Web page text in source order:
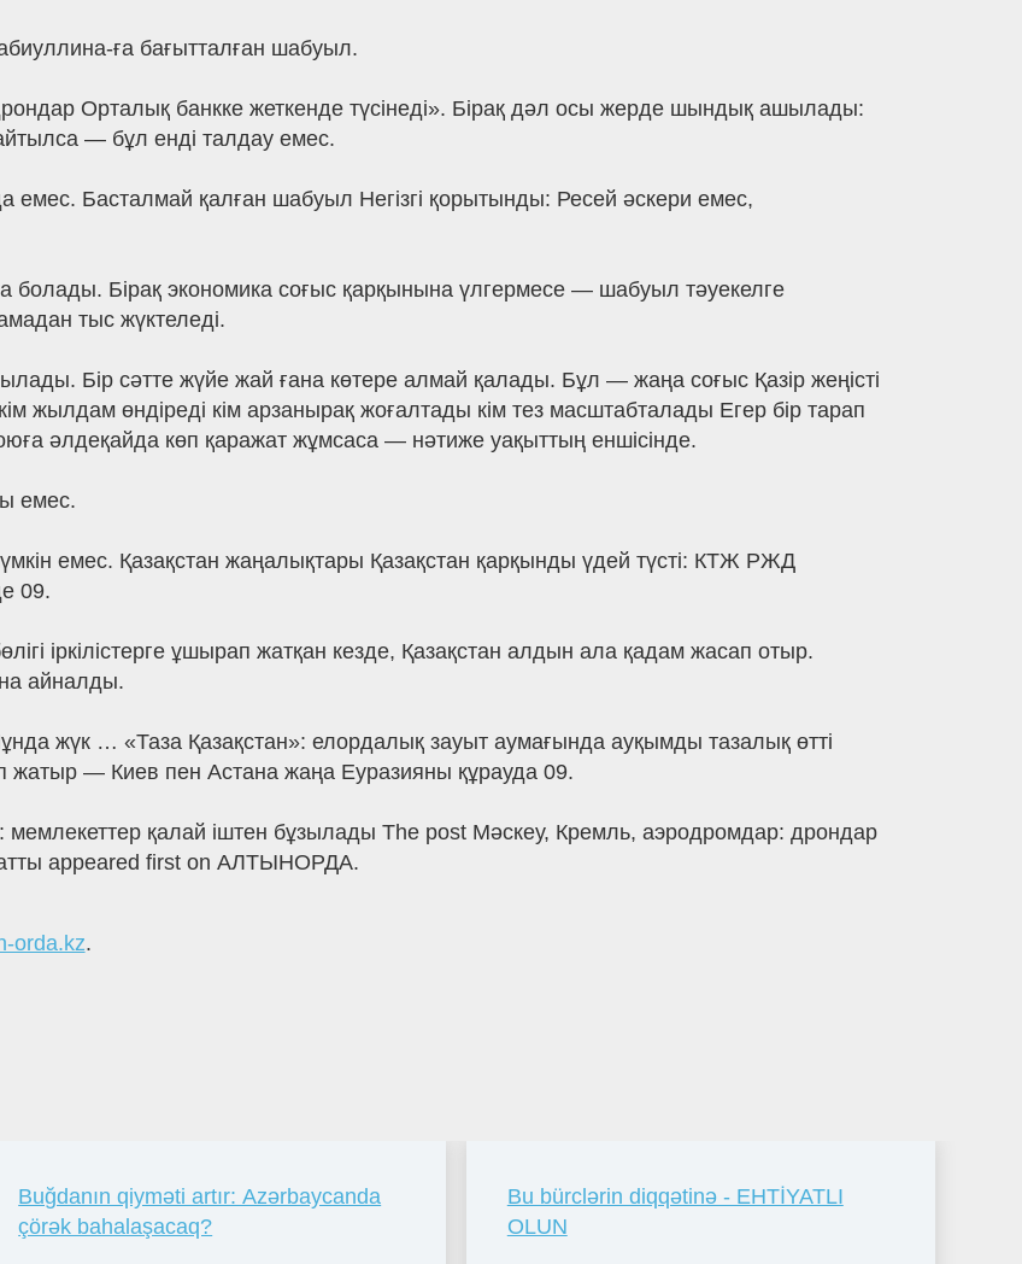
ға бағытталған шабуыл.
Орталық банкке жеткенде түсінеді». Бірақ дәл осы жерде шындық ашылады:
— бұл енді талдау емес.
Басталмай қалған шабуыл Негізгі қорытынды: Ресей әскери емес,
Бірақ экономика соғыс қарқынына үлгермесе — шабуыл тәуекелге
тыс жүктеледі.
Бір сәтте жүйе жай ғана көтере алмай қалады. Бұл — жаңа соғыс Қазір жеңісті
жылдам өндіреді кім арзанырақ жоғалтады кім тез масштабталады Егер бір тарап
әлдеқайда көп қаражат жұмсаса — нәтиже уақыттың еншісінде.
емес.
емес. Қазақстан жаңалықтары Қазақстан қарқынды үдей түсті: КТЖ РЖД
09.
іркілістерге ұшырап жатқан кезде, Қазақстан алдын ала қадам жасап отыр.
айналды.
жүк … «Таза Қазақстан»: елордалық зауыт аумағында ауқымды тазалық өтті
— Киев пен Астана жаңа Еуразияны құрауда 09.
мемлекеттер қалай іштен бұзылады The post Мәскеу, Кремль, аэродромдар: дрондар
appeared first on АЛТЫНОРДА.
orda.kz.
Buğdanın qiyməti artır: Azərbaycanda
çörək bahalaşacaq?
Bu bürclərin diqqətinə - EHTİYATLI
OLUN